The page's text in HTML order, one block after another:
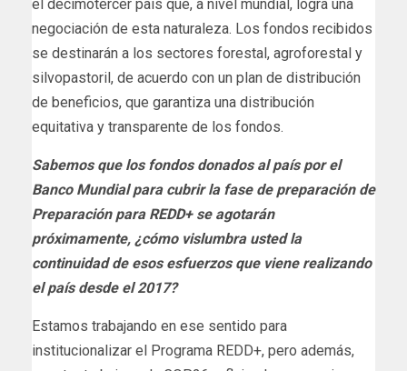
el decimotercer país que, a nivel mundial, logra una
negociación de esta naturaleza. Los fondos recibidos
se destinarán a los sectores forestal, agroforestal y
silvopastoril, de acuerdo con un plan de distribución
de beneficios, que garantiza una distribución
equitativa y transparente de los fondos.
Sabemos que los fondos donados al país por el
Banco Mundial para cubrir la fase de preparación de
Preparación para REDD+ se agotarán
próximamente, ¿cómo vislumbra usted la
continuidad de esos esfuerzos que viene realizando
el país desde el 2017?
Estamos trabajando en ese sentido para
institucionalizar el Programa REDD+, pero además,